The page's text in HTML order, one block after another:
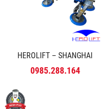
HEROLIFT – SHANGHAI
0985.288.164